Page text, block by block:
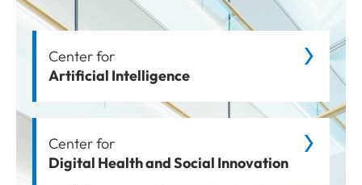
Center for
Artificial Intelligence
Center for
Digital Health and Social Innovation